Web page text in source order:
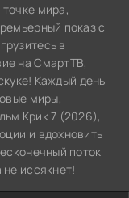
мира,
показ с
в
на СмартТВ,
Каждый день
миры,
Крик 7 (2026),
и вдохновить
поток
иссякнет!